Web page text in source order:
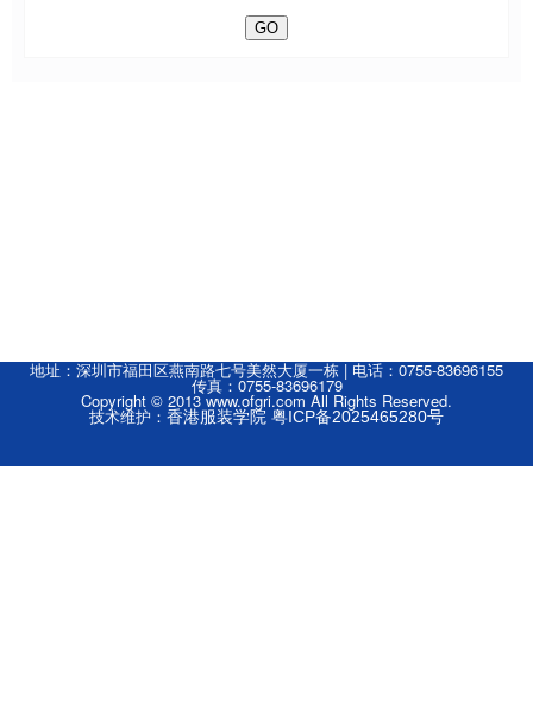
地址：深圳市福田区燕南路七号美然大厦一栋 | 电话：0755-83696155
传真：0755-83696179
Copyright © 2013 www.ofgri.com All Rights Reserved.
技术维护： 香港服装学院 粤ICP备2025465280号